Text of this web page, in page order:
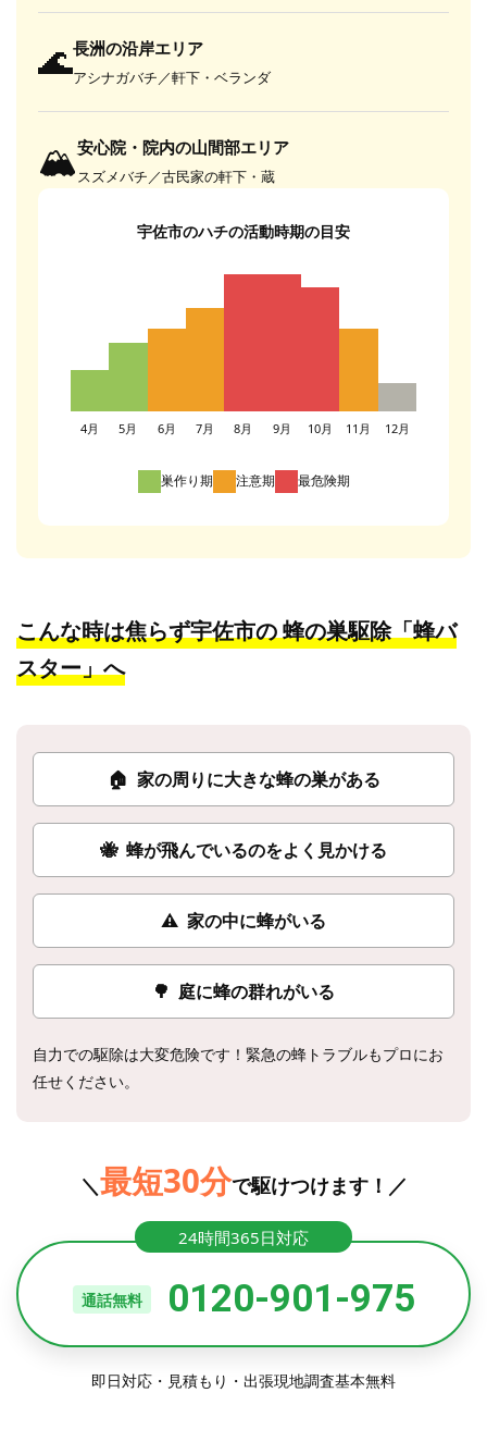
🌊長洲の沿岸エリア
アシナガバチ／軒下・ベランダ
🏔安心院・院内の山間部エリア
スズメバチ／古民家の軒下・蔵
宇佐市のハチの活動時期の目安
4月 5月 6月 7月 8月 9月 10月 11月 12月
巣作り期 注意期 最危険期
こんな時は焦らず宇佐市の蜂の巣駆除「蜂バ
スター」へ
🏠 家の周りに大きな蜂の巣がある
🐝 蜂が飛んでいるのをよく見かける
⚠ 家の中に蜂がいる
🌳 庭に蜂の群れがいる
自力での駆除は大変危険です！緊急の蜂トラブルもプロにお
任せください。
＼最短30分で駆けつけます！／
24時間365日対応
通話無料 0120-901-975
即日対応・見積もり・出張現地調査基本無料